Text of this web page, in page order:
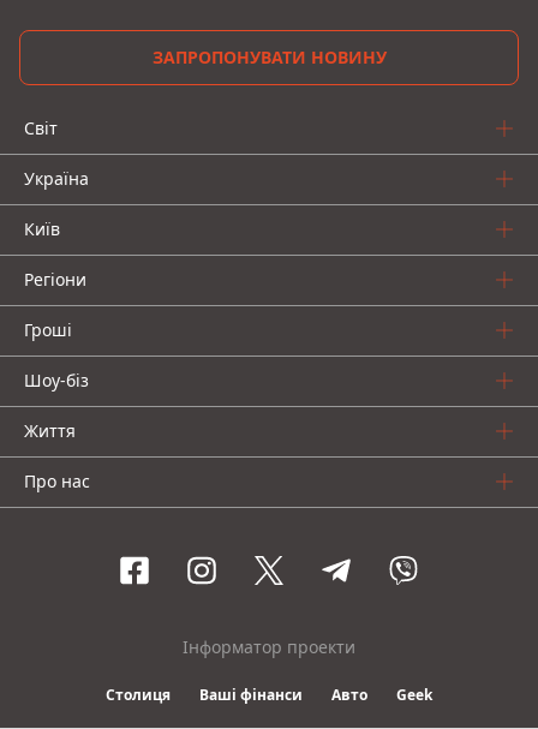
ЗАПРОПОНУВАТИ НОВИНУ
Світ
Україна
Київ
Регіони
Гроші
Шоу-біз
Життя
Про нас
Інформатор проекти
Столиця Ваші фінанси Авто Geek